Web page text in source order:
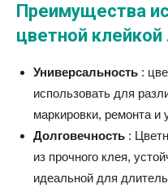
Преимущества
цветной
Универсальность :
использовать для
маркировки, ремонта и
Долговечность :
из прочного клея,
идеальной для